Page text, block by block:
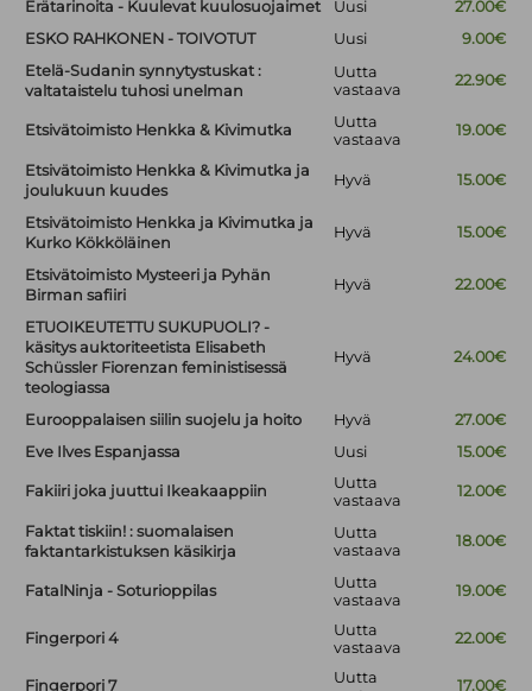
Erätarinoita - Kuulevat kuulosuojaimet Uusi
27.00€
ESKO RAHKONEN - TOIVOTUT
Uusi
9.00€
Etelä-Sudanin synnytystuskat :
valtataistelu tuhosi unelman
Uutta
vastaava
22.90€
Etsivätoimisto Henkka & Kivimutka
Uutta
vastaava
19.00€
Etsivätoimisto Henkka & Kivimutka ja
joulukuun kuudes
Hyvä 15.00€
Etsivätoimisto Henkka ja Kivimutka ja
Kurko Kökköläinen
Hyvä 15.00€
Etsivätoimisto Mysteeri ja Pyhän
Birman safiiri
Hyvä 22.00€
ETUOIKEUTETTU SUKUPUOLI? -
käsitys auktoriteetista Elisabeth
Schüssler Fiorenzan feministisessä
teologiassa
Hyvä 24.00€
Eurooppalaisen siilin suojelu ja hoito Hyvä
27.00€
Eve Ilves Espanjassa
Uusi 15.00€
Fakiiri joka juuttui Ikeakaappiin
Uutta
vastaava
12.00€
Faktat tiskiin! : suomalaisen
faktantarkistuksen käsikirja
Uutta
vastaava
18.00€
FatalNinja - Soturioppilas
Uutta
vastaava
19.00€
Fingerpori 4
Uutta
vastaava
22.00€
Fingerpori 7
Uutta
17.00€